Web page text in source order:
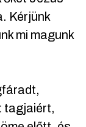
Kérjünk
mi magunk
tagjaiért,